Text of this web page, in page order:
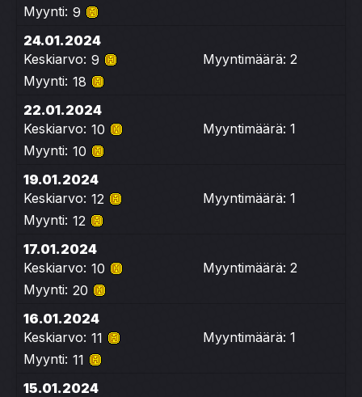
Myynti: 9
24.01.2024
Keskiarvo: 9
Myyntimäärä: 2
Myynti: 18
22.01.2024
Keskiarvo: 10
Myyntimäärä: 1
Myynti: 10
19.01.2024
Keskiarvo: 12
Myyntimäärä: 1
Myynti: 12
17.01.2024
Keskiarvo: 10
Myyntimäärä: 2
Myynti: 20
16.01.2024
Keskiarvo: 11
Myyntimäärä: 1
Myynti: 11
15.01.2024